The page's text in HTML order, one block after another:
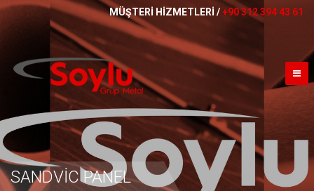
SANDVİC PANEL
MÜŞTERİ HİZMETLERİ /+90 312 394 43 61